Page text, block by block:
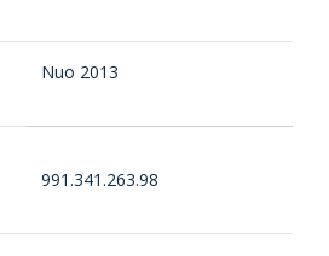
Nuo 2013
991.341.263.98